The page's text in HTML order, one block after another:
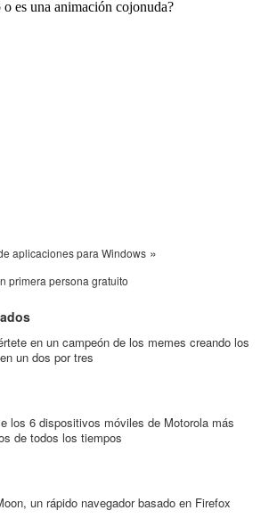
aplicaciones para Windows »
primera persona gratuito
en un campeón de los memes creando los
un dos por tres
los 6 dispositivos móviles de Motorola más
de todos los tiempos
un rápido navegador basado en Firefox